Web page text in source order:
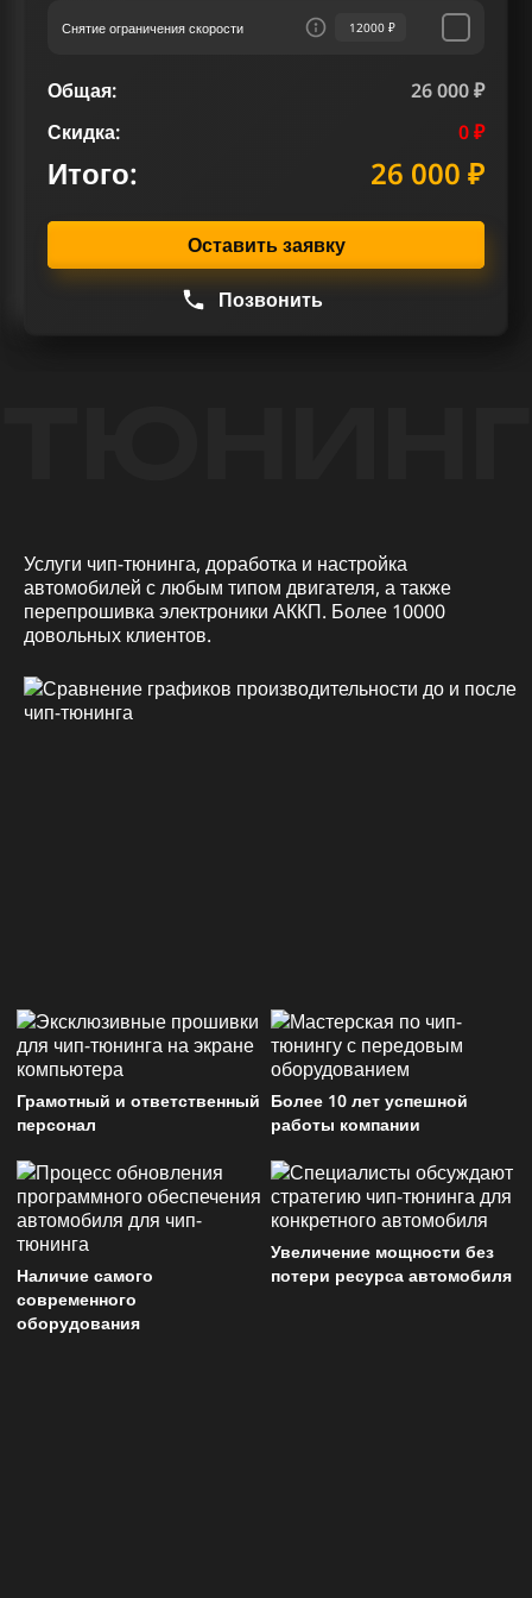
Снятие ограничения скорости 12000 ₽
Общая:
26 000 ₽
Скидка:
0 ₽
Итого: 26 000 ₽
Оставить заявку
Позвонить
Услуги чип-тюнинга, доработка и настройка
автомобилей с любым типом двигателя, а также
перепрошивка электроники АККП. Более 10000
довольных клиентов.
Грамотный и ответственный
персонал
Более 10 лет успешной
работы компании
Наличие самого
современного
оборудования
Увеличение мощности без
потери ресурса автомобиля